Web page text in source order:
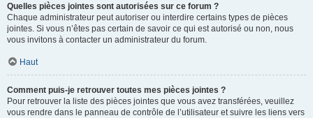
Quelles pièces jointes sont autorisées sur ce forum ?
Chaque administrateur peut autoriser ou interdire certains types de pièces
jointes. Si vous n’êtes pas certain de savoir ce qui est autorisé ou non, nous
vous invitons à contacter un administrateur du forum.
Haut
Comment puis-je retrouver toutes mes pièces jointes ?
Pour retrouver la liste des pièces jointes que vous avez transférées, veuillez
vous rendre dans le panneau de contrôle de l’utilisateur et suivre les liens vers